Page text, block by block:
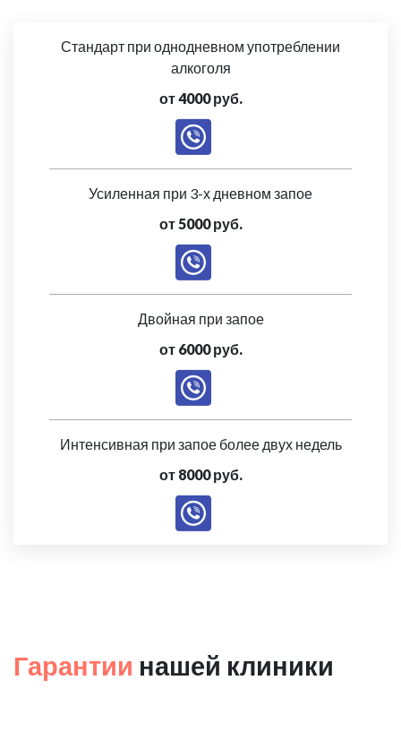
Стандарт при однодневном употреблении
алкоголя
от 4000 руб.
Усиленная при 3-х дневном запое
от 5000 руб.
Двойная при запое
от 6000 руб.
Интенсивная при запое более двух недель
от 8000 руб.
Гарантии нашей клиники